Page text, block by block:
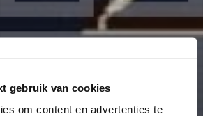
gebruik van cookies
om content en advertenties te